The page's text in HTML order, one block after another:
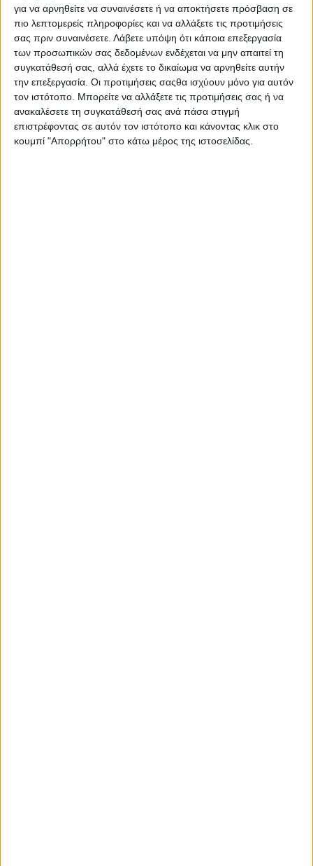
για να αρνηθείτε να συναινέσετε ή να αποκτήσετε πρόσβαση σε
πιο λεπτομερείς πληροφορίες και να αλλάξετε τις προτιμήσεις
σας πριν συναινέσετε. Λάβετε υπόψη ότι κάποια επεξεργασία
των προσωπικών σας δεδομένων ενδέχεται να μην απαιτεί τη
συγκατάθεσή σας, αλλά έχετε το δικαίωμα να αρνηθείτε αυτήν
την επεξεργασία. Οι προτιμήσεις σαςθα ισχύουν μόνο για αυτόν
τον ιστότοπο. Μπορείτε να αλλάξετε τις προτιμήσεις σας ή να
ανακαλέσετε τη συγκατάθεσή σας ανά πάσα στιγμή
επιστρέφοντας σε αυτόν τον ιστότοπο και κάνοντας κλικ στο
κουμπί "Απορρήτου" στο κάτω μέρος της ιστοσελίδας.
Με την επικράτησή του στα Supersport ο Dunlop
έδωσε μάλιστα και την πρώτη νίκη της Ducati στο
νησί έπειτα από 30 ολόκληρα χρόνια, την οποία και
έκανε διπλή με αυτόν τον αγώνα.
Τελευταία νίκη του Borgo Panigale στο ΙοΜΤΤ ήταν